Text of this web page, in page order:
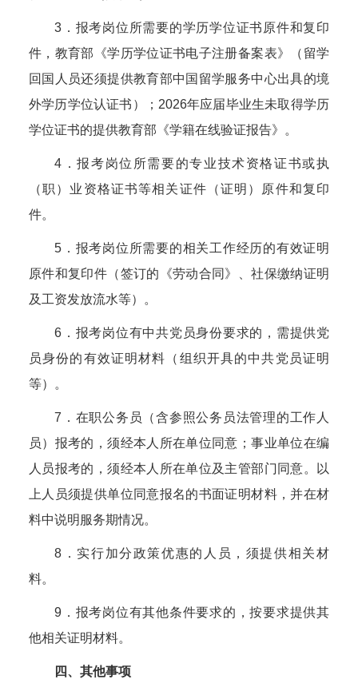
3．报考岗位所需要的学历学位证书原件和复印
件，教育部《学历学位证书电子注册备案表》（留学
回国人员还须提供教育部中国留学服务中心出具的境
外学历学位认证书）；2026年应届毕业生未取得学历
学位证书的提供教育部《学籍在线验证报告》。
4．报考岗位所需要的专业技术资格证书或执
（职）业资格证书等相关证件（证明）原件和复印
件。
5．报考岗位所需要的相关工作经历的有效证明
原件和复印件（签订的《劳动合同》、社保缴纳证明
及工资发放流水等）。
6．报考岗位有中共党员身份要求的，需提供党
员身份的有效证明材料（组织开具的中共党员证明
等）。
7．在职公务员（含参照公务员法管理的工作人
员）报考的，须经本人所在单位同意；事业单位在编
人员报考的，须经本人所在单位及主管部门同意。以
上人员须提供单位同意报名的书面证明材料，并在材
料中说明服务期情况。
8．实行加分政策优惠的人员，须提供相关材
料。
9．报考岗位有其他条件要求的，按要求提供其
他相关证明材料。
四、其他事项